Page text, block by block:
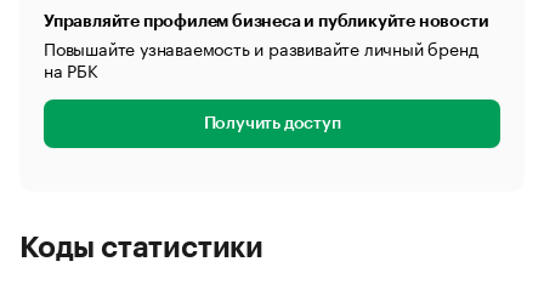
Управляйте профилем бизнеса и публикуйте новости
Повышайте узнаваемость и развивайте личный бренд
на РБК
Получить доступ
Коды статистики